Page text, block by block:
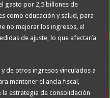
gasto por 2,5 billones de
como educación y salud, para
no mejorar los ingresos, el
de ajuste, lo que afectaría
de otros ingresos vinculados a
mantener el ancla fiscal,
estrategia de consolidación